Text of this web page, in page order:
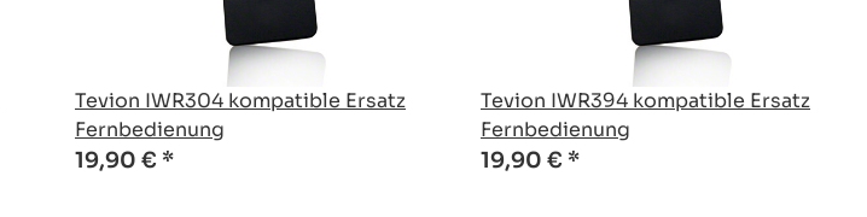
Tevion IWR304 kompatible Ersatz
Fernbedienung
19,90 € *
Tevion IWR394 kompatible Ersatz
Fernbedienung
19,90 € *